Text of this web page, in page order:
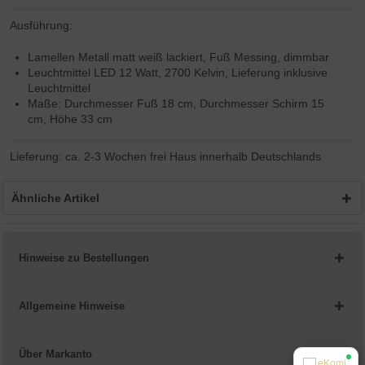
Ausführung:
Lamellen Metall matt weiß lackiert, Fuß Messing, dimmbar
Leuchtmittel LED 12 Watt, 2700 Kelvin, Lieferung inklusive
Leuchtmittel
Maße: Durchmesser Fuß 18 cm, Durchmesser Schirm 15
cm, Höhe 33 cm
Lieferung: ca. 2-3 Wochen frei Haus innerhalb Deutschlands
Ähnliche Artikel
Hinweise zu Bestellungen
Allgemeine Hinweise
Über Markanto